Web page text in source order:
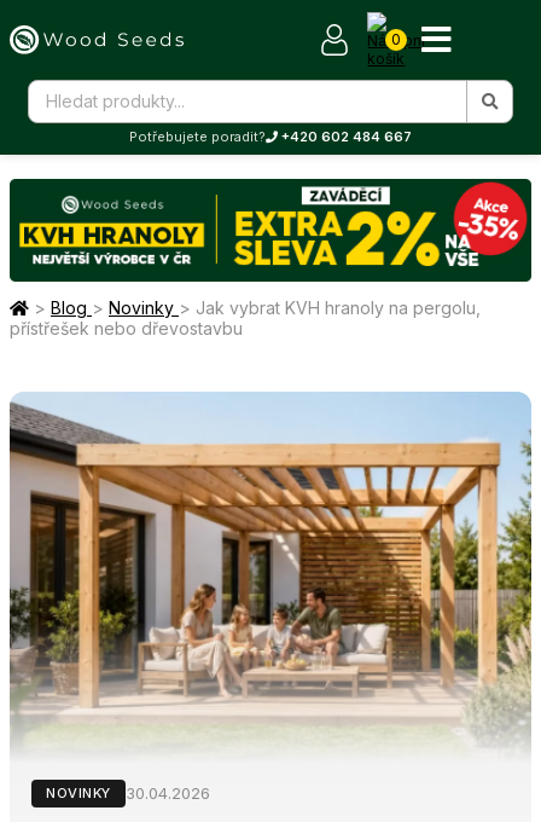
0
Potřebujete poradit? +420 602 484 667
> Blog > Novinky > Jak vybrat KVH hranoly na pergolu,
přístřešek nebo dřevostavbu
NOVINKY 30.04.2026